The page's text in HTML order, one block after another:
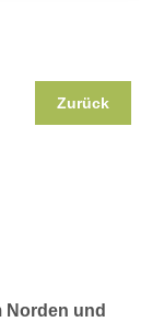
Zurück
Norden und